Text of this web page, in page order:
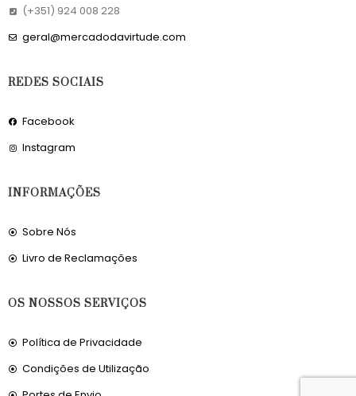
(+351) 924 008 228
geral@mercadodavirtude.com
REDES SOCIAIS
Facebook
Instagram
INFORMAÇÕES
Sobre Nós
Livro de Reclamações
OS NOSSOS SERVIÇOS
Política de Privacidade
Condições de Utilização